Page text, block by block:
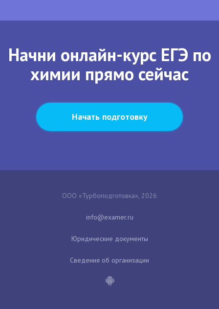
Начни онлайн-курс ЕГЭ по
химии прямо сейчас
Начать подготовку
ООО «Турбоподготовка», 2026
Юридические документы
Сведения об организации